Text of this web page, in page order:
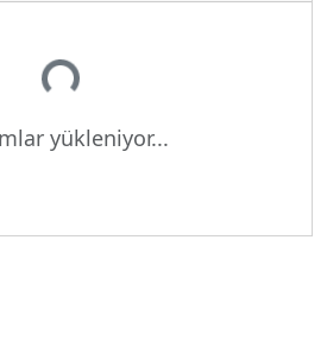
Yükleniyor...yükleniyor...